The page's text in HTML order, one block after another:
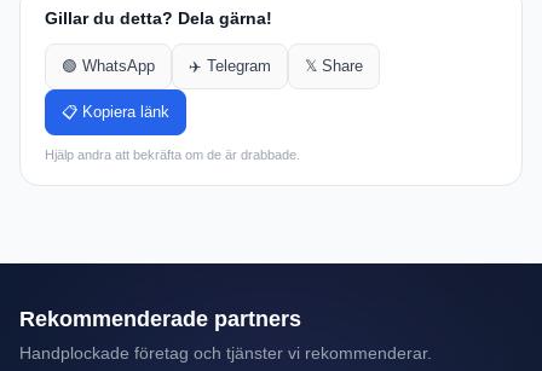
Gillar du detta? Dela gärna!
🟢 WhatsApp ✈️ Telegram 𝕏 Share
📋 Kopiera länk
Hjälp andra att bekräfta om de är drabbade.
Rekommenderade partners
Handplockade företag och tjänster vi rekommenderar.